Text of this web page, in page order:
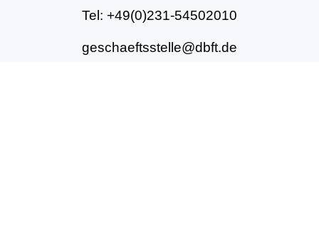
Tel: +49(0)231-54502010
geschaeftsstelle@dbft.de